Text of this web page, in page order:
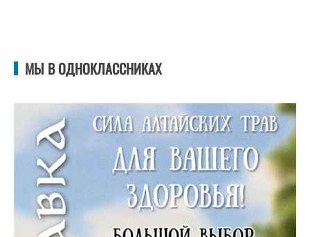
МЫ В ОДНОКЛАССНИКАХ